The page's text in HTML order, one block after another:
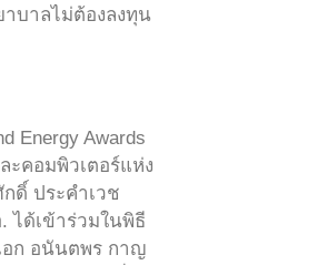
บาลไม่ต้องลงทุน
Energy Awards
ะคอมพิวเตอร์แห่ง
ดิ์ ประคำเวช
ได้เข้าร่วมในพิธี
อก อนันตพร กาญ